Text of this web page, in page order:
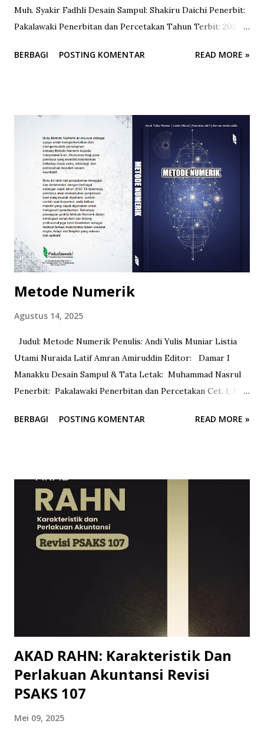
Muh. Syakir Fadhli Desain Sampul: Shakiru Daichi Penerbit:
Pakalawaki Penerbitan dan Percetakan Tahun Terbit: 2024
diniati sebagai bahan ajar mahasiswa yang merangkum
sebagai berikut. Pertama, Buku ini diampuh oleh dosen
pengampuh Matakuliah Psikologi Pendidikan, Program
Pascasarjana Universitas Negeri Makassar, Dr. Salam,
M.Pd. Kedua, Buku ini semula merupakan bahan
perkuliahan psikologi pendidikan Jurusan Bahasa Indonesia.
Buku ini disusun dalam 8 bab sebagai bahan ajar
mahasiswa yang terdiri dari 8 materi ajar setiap babnya. Bab
1 membahas mengenai konsep dasar dan tujuan psikologi
pendidi...
BERBAGI POSTING KOMENTAR READ MORE »
Metode Numerik
Agustus 14, 2025
Judul: Metode Numerik Penulis: Andi Yulis Muniar Listia
Utami Nuraida Latif Amran Amiruddin Editor: Damar I
Manakku Desain Sampul & Tata Letak: Muhammad Nasrul
Penerbit: Pakalawaki Penerbitan dan Percetakan Cet. I, Mei
=================================== PRAKATA Dengan
pemahaman tentang Metode Numerik kepada masyarakat
luas, khususnya bagi para pembaca yang memiliki
ketertarikan terhadap dunia sains, teknologi, dan
pemecahan masalah secara kuantitatif. Buku ini lahir dari
contoh soal terperinci, serta latihan mandiri yang dapat
digunakan untuk mengasah pemahaman. Beberapa
penerapan praktis Metode Numerik dala...
BERBAGI POSTING KOMENTAR READ MORE »
AKAD RAHN: Karakteristik Dan
Perlakuan Akuntansi Revisi
PSAKS 107
Mei 09, 2025